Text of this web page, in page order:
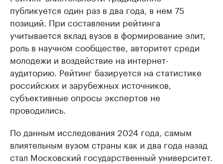
публикуется один раз в два года, в нем 75
позиций. При составлении рейтинга
учитывается вклад вузов в формирование элит,
роль в научном сообществе, авторитет среди
молодежи и воздействие на интернет-
аудиторию. Рейтинг базируется на статистике
российских и зарубежных источников,
субъективные опросы экспертов не
проводились.
По данным исследования 2024 года, самым
влиятельным вузом страны как и два года назад
стал Московский государственный университет.